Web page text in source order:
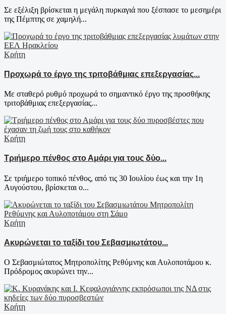
Σε εξέλιξη βρίσκεται η μεγάλη πυρκαγιά που ξέσπασε το μεσημέρι
της Πέμπτης σε χαμηλή...
Κρήτη
Προχωρά το έργο της τριτοβάθμιας επεξεργασίας...
Με σταθερό ρυθμό προχωρά το σημαντικό έργο της προσθήκης
τριτοβάθμιας επεξεργασίας...
Κρήτη
Τριήμερο πένθος στο Αμάρι για τους δύο...
Σε τριήμερο τοπικό πένθος, από τις 30 Ιουλίου έως και την 1η
Αυγούστου, βρίσκεται ο...
Κρήτη
Ακυρώνεται το ταξίδι του Σεβασμιωτάτου...
Ο Σεβασμιώτατος Μητροπολίτης Ρεθύμνης και Αυλοποτάμου κ.
Πρόδρομος ακυρώνει την...
Κρήτη